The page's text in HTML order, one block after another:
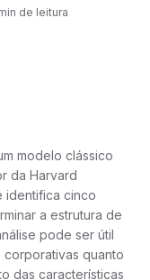
de leitura
modelo clássico
da Harvard
identifica cinco
a estrutura de
pode ser útil
quanto
das características